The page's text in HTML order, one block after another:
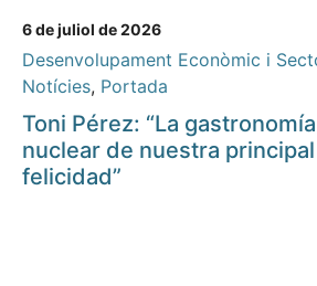
6 de juliol de 2026
Desenvolupament Econòmic i
Notícies, Portada
Toni Pérez: “La
nuclear de nuestra
felicidad”